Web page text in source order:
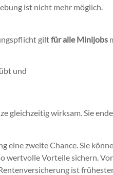
ist nicht mehr möglich.
giltfür alle Minijobs
und
gleichzeitig wirksam. Sie
eine zweite Chance. Sie
wertvolle Vorteile sichern.
ist